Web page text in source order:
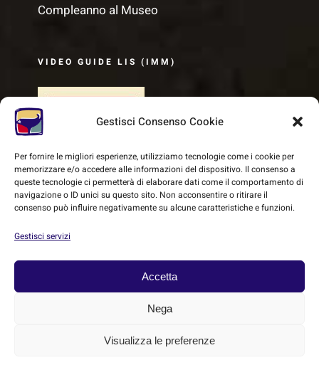
Gestisci Consenso Cookie
Per fornire le migliori esperienze, utilizziamo tecnologie come i cookie per
memorizzare e/o accedere alle informazioni del dispositivo. Il consenso a
queste tecnologie ci permetterà di elaborare dati come il comportamento di
navigazione o ID unici su questo sito. Non acconsentire o ritirare il
consenso può influire negativamente su alcune caratteristiche e funzioni.
Gestisci servizi
Accetta
Nega
Visualizza le preferenze
Compleanno al Museo
VIDEO GUIDE LIS (IMM)
2026 | SMEC - Sistema Museale Etrusco
| Powered by